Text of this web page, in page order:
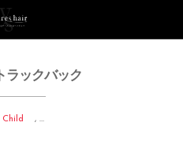
ラックバック
Child , …